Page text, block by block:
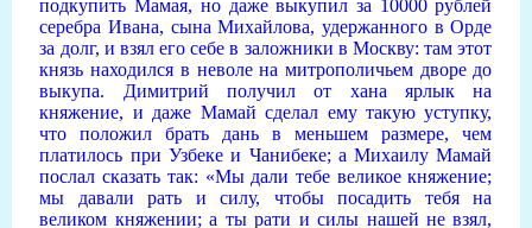
подкупить Мамая, но даже выкупил за 10000 рублей
серебра Ивана, сына Михайлова, удержанного в Орде
за долг, и взял его себе в заложники в Москву: там этот
князь находился в неволе на митрополичьем дворе до
выкупа. Димитрий получил от хана ярлык на
княжение, и даже Мамай сделал ему такую уступку,
что положил брать дань в меньшем размере, чем
платилось при Узбеке и Чанибеке; а Михаилу Мамай
послал сказать так: «Мы дали тебе великое княжение;
мы давали рать и силу, чтобы посадить тебя на
великом княжении; а ты рати и силы нашей не взял,